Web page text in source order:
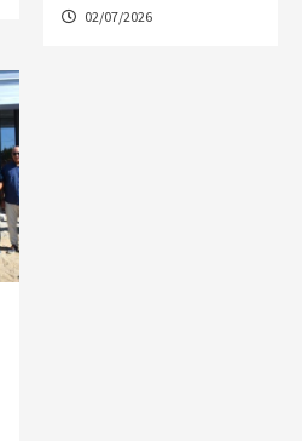
02/07/2026